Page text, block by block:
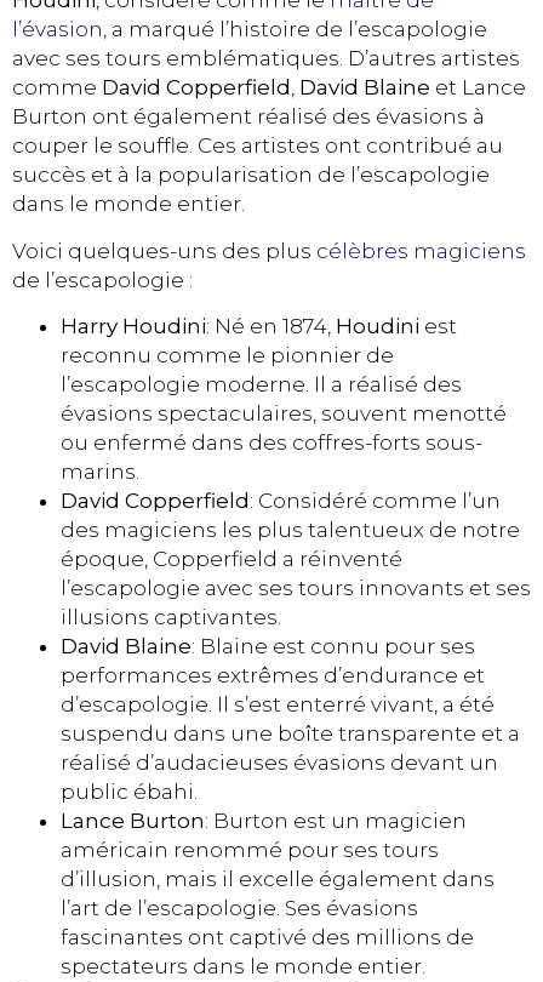
l’évasion, a marqué l’histoire de l’escapologie
avec ses tours emblématiques. D’autres artistes
comme David Copperfield , David Blaine et Lance
Burton ont également réalisé des évasions à
couper le souffle. Ces artistes ont contribué au
succès et à la popularisation de l’escapologie
dans le monde entier.
Voici quelques-uns des plus célèbres magiciens
de l’escapologie :
Harry Houdini: Né en 1874, Houdini est
reconnu comme le pionnier de
l’escapologie moderne. Il a réalisé des
évasions spectaculaires, souvent menotté
ou enfermé dans des coffres-forts sous-
marins.
David Copperfield : Considéré comme l’un
des magiciens les plus talentueux de notre
époque, Copperfield a réinventé
l’escapologie avec ses tours innovants et ses
illusions captivantes.
David Blaine: Blaine est connu pour ses
performances extrêmes d’endurance et
d’escapologie. Il s’est enterré vivant, a été
suspendu dans une boîte transparente et a
réalisé d’audacieuses évasions devant un
public ébahi.
Lance Burton: Burton est un magicien
américain renommé pour ses tours
d’illusion, mais il excelle également dans
l’art de l’escapologie. Ses évasions
fascinantes ont captivé des millions de
spectateurs dans le monde entier.